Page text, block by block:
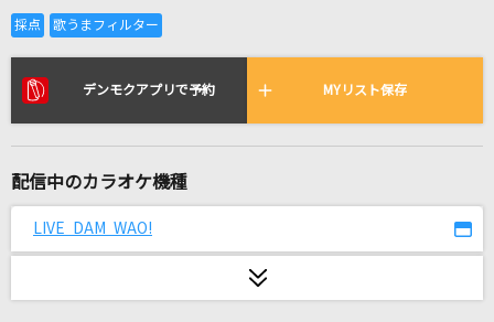
リアルタイムで歌われている曲の一覧
一体いつから
シャルル
デンモクアプリで予約 MYリスト保存
配信中のカラオケ機種
LIVE DAM WAO!